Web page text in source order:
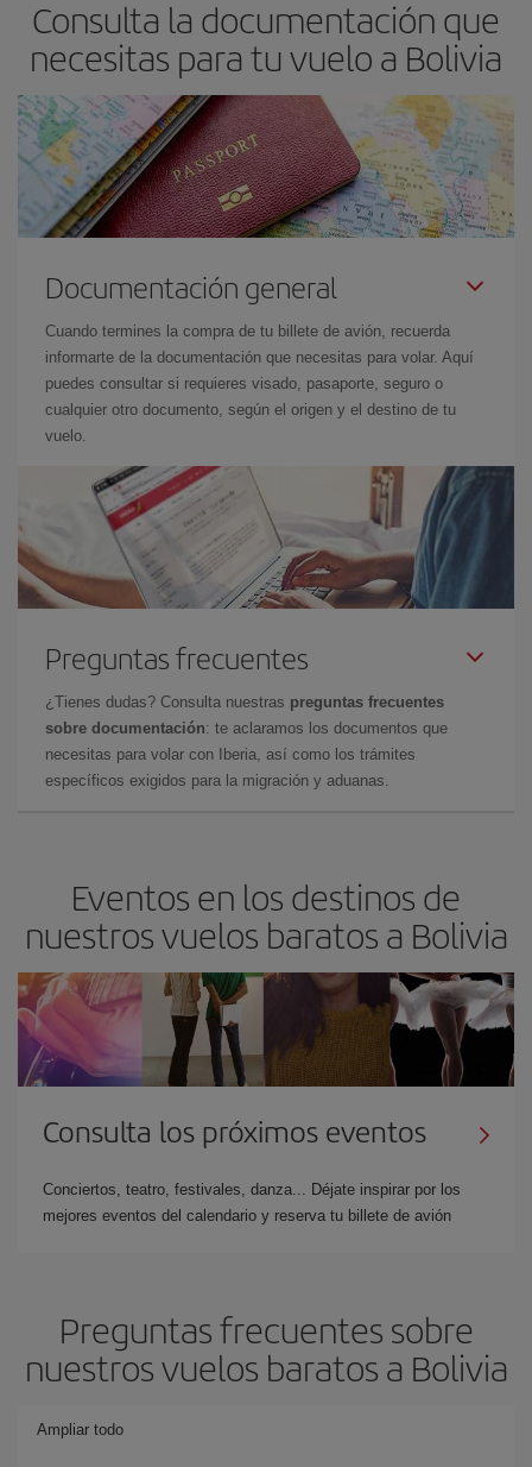
Consulta la documentación que
necesitas para tu vuelo a Bolivia
Documentación general
Cuando termines la compra de tu billete de avión, recuerda
informarte de la documentación que necesitas para volar. Aquí
puedes consultar si requieres visado, pasaporte, seguro o
cualquier otro documento, según el origen y el destino de tu
vuelo.
Preguntas frecuentes
¿Tienes dudas? Consulta nuestras preguntas frecuentes
sobre documentación: te aclaramos los documentos que
necesitas para volar con Iberia, así como los trámites
específicos exigidos para la migración y aduanas.
Eventos en los destinos de
nuestros vuelos baratos a Bolivia
Consulta los próximos eventos
Conciertos, teatro, festivales, danza... Déjate inspirar por los
mejores eventos del calendario y reserva tu billete de avión
Preguntas frecuentes sobre
nuestros vuelos baratos a Bolivia
Ampliar todo